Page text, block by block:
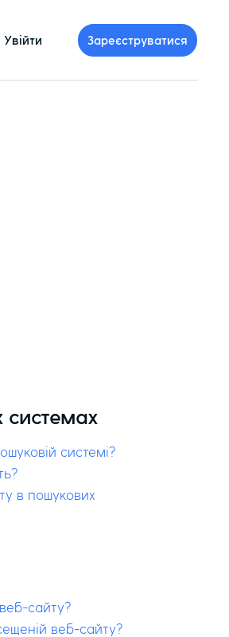
Увійти Зареєструватися
системі?
в пошукових
сайту?
веб-сайту?